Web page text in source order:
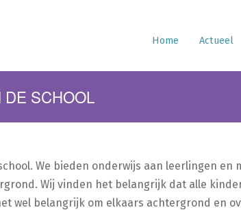
Home Actueel
SCHOOL
We bieden onderwijs aan leerlingen
Wij vinden het belangrijk dat alle
wel belangrijk om elkaars achtergrond en